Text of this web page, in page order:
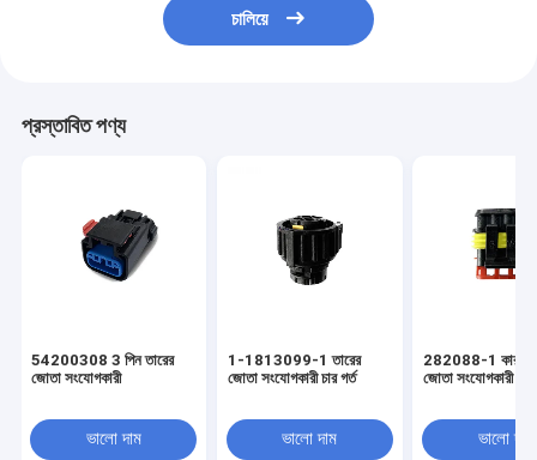
চালিয়ে
প্রস্তাবিত পণ্য
54200308 3 পিন তারের
জোতা সংযোগকারী
ভালো দাম
1-1813099-1 তারের
জোতা সংযোগকারী চার গর্ত
ভালো দাম
282088-1 কার
জোতা সংযোগকারী 6
ভালো দাম